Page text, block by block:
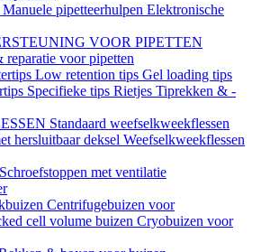
Manuele pipetteerhulpen Elektronische
VOOR PIPETTEN
voor pipetten
Low retention tips Gel loading tips
Specifieke tips Rietjes Tiprekken & -
Standaard weefselkweekflessen
hersluitbaar deksel Weefselkweekflessen
Schroefstoppen met ventilatie
Centrifugebuizen voor
cell volume buizen Cryobuizen voor